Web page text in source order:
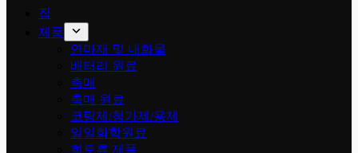
집
제품
연마재 및 내화물
배터리 원료
촉매
촉매 원료
코팅제/첨가제/용제
일일화학원료
희토류 제품